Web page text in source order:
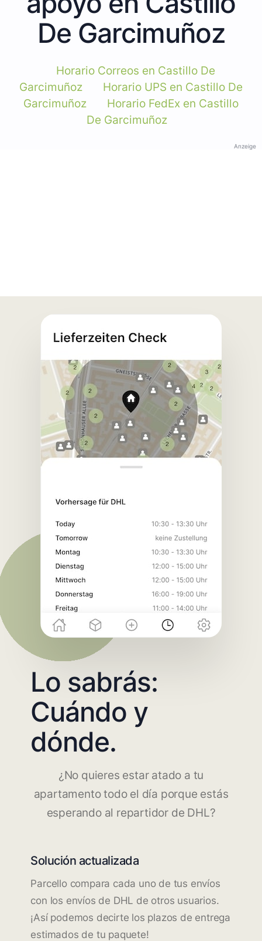
De Garcimuñoz
Horario Correos en Castillo De
Garcimuñoz
Horario UPS en Castillo De
Garcimuñoz
Horario FedEx en Castillo
De Garcimuñoz
Anzeige
Lo sabrás:
Cuándo y
dónde.
¿No quieres estar atado a tu
apartamento todo el día porque estás
esperando al repartidor de DHL?
Solución actualizada
Parcello compara cada uno de tus envíos
con los envíos de DHL de otros usuarios.
¡Así podemos decirte los plazos de entrega
estimados de tu paquete!